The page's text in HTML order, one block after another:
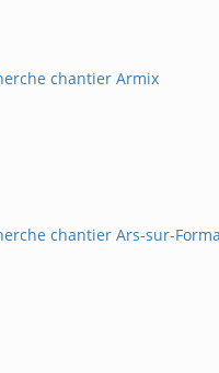
chantier Armix
chantier Ars-sur-